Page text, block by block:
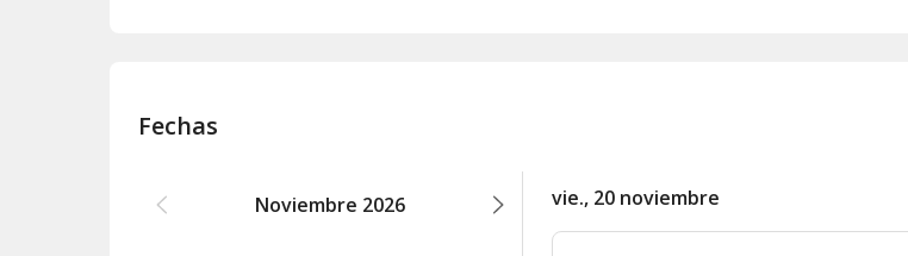
Fechas
Noviembre 2026 vie., 20 noviembre